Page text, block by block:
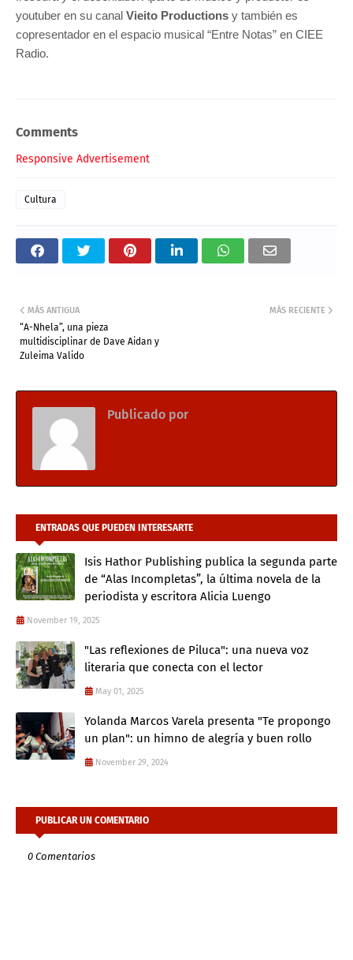
youtuber en su canal Vieito Productions y también es
copresentador en el espacio musical “Entre Notas” en CIEE
Radio.
Comments
Responsive Advertisement
Cultura
MÁS RECIENTE
MÁS ANTIGUA
“A-Nhela”, una pieza
multidisciplinar de Dave Aidan y
Zuleima Valido
Publicado por
ENTRADAS QUE PUEDEN INTERESARTE
Isis Hathor Publishing publica la segunda parte
de “Alas Incompletas”, la última novela de la
periodista y escritora Alicia Luengo
November 19, 2025
"Las reflexiones de Piluca": una nueva voz
literaria que conecta con el lector
May 01, 2025
Yolanda Marcos Varela presenta "Te propongo
un plan": un himno de alegría y buen rollo
November 29, 2024
PUBLICAR UN COMENTARIO
0 Comentarios